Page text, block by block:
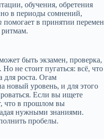
обучения, обретения
в периоды сомнений,
помогает в принятии перемен
быть экзамен, проверка,
не стоит пугаться: всё, что
для роста. Огам
новый уровень, и для этого
Если вы ищете
что в прошлом вы
нужными знаниями.
пробелы.